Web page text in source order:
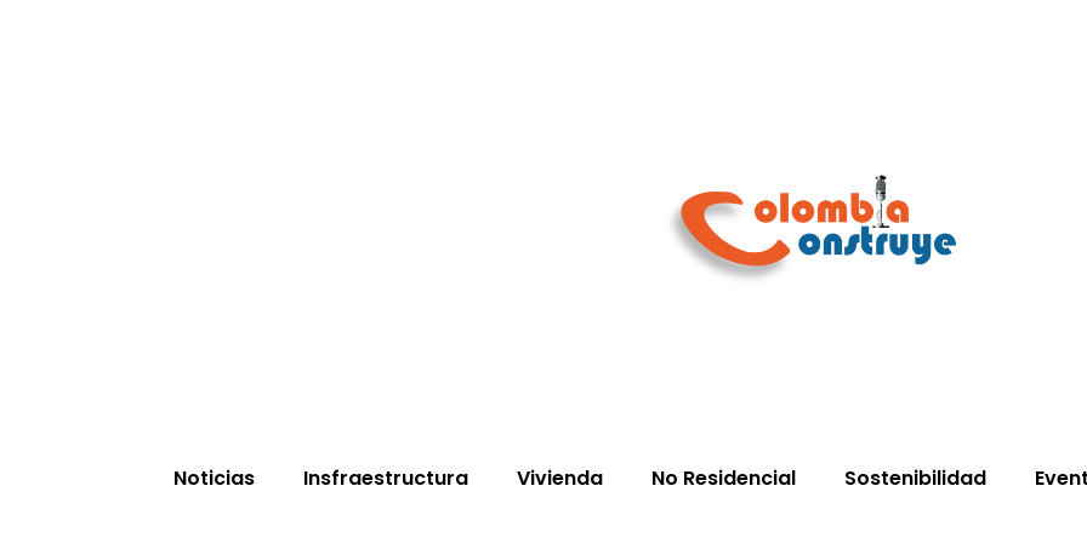
Noticias Insfraestructura Vivienda No Residencial Sostenibilidad